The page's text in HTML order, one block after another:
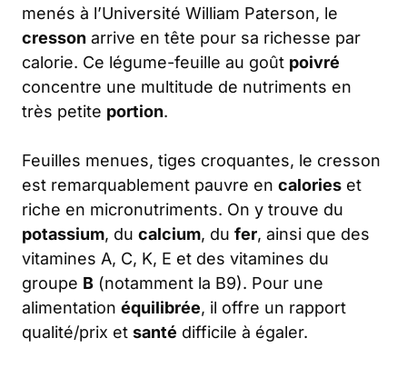
menés à l’Université William Paterson, le
cresson arrive en tête pour sa richesse par
calorie. Ce légume-feuille au goût poivré
concentre une multitude de nutriments en
très petite portion.
Feuilles menues, tiges croquantes, le cresson
est remarquablement pauvre en calories et
riche en micronutriments. On y trouve du
potassium, du calcium, du fer, ainsi que des
vitamines A, C, K, E et des vitamines du
groupe B (notamment la B9). Pour une
alimentation équilibrée, il offre un rapport
qualité/prix et santé difficile à égaler.